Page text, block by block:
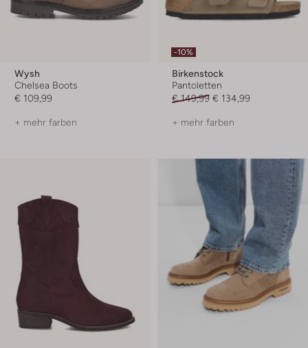
Wysh
Chelsea Boots
€ 109,99
+ mehr farben
-10%
Birkenstock
Pantoletten
€ 149,99 € 134,99
+ mehr farben